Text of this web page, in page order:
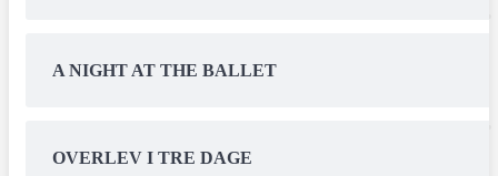
A NIGHT AT THE BALLET
OVERLEV I TRE DAGE